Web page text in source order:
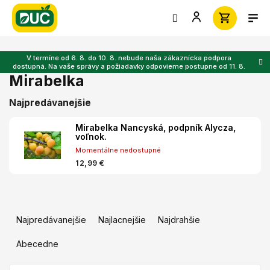
Prejsť
obsah
V termíne od 6. 8. do 10. 8. nebude naša zákaznícka podpora
dostupná. Na vaše správy a požiadavky odpovieme postupne od 11. 8.
Mirabelka
Najpredávanejšie
Mirabelka Nancyská, podpník Alycza,
voľnok.
Momentálne nedostupné
12,99 €
e
Najpredávanejšie Najlacnejšie Najdrahšie
Abecedne